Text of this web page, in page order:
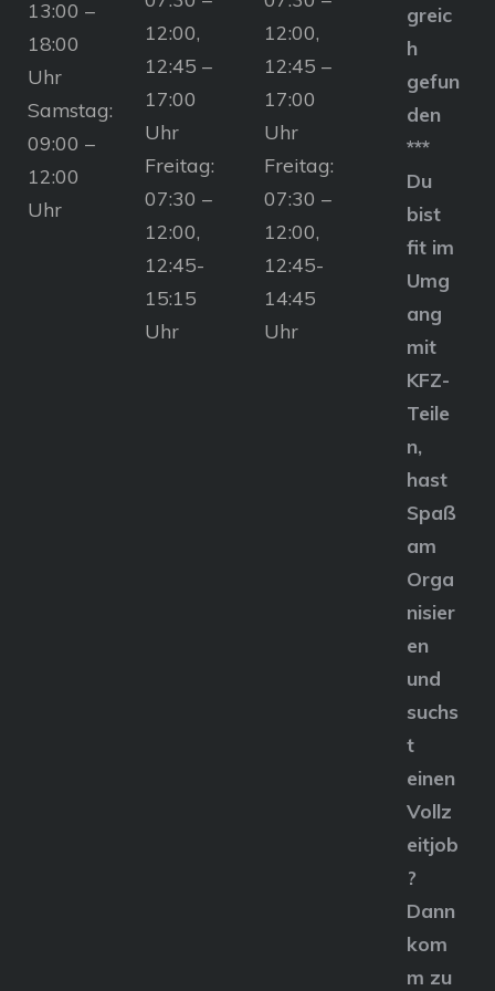
13:00 –
18:00
Uhr
Samstag:
09:00 –
12:00
Uhr
12:00,
12:45 –
17:00
Uhr
Freitag:
07:30 –
12:00,
12:45-
15:15
Uhr
12:00,
12:45 –
17:00
Uhr
Freitag:
07:30 –
12:00,
12:45-
14:45
Uhr
greic
h
gefun
den
***
Du
bist
fit im
Umg
ang
mit
KFZ-
Teile
n,
hast
Spaß
am
Orga
nisier
en
und
suchs
t
einen
Vollz
eitjob
?
Dann
kom
m zu